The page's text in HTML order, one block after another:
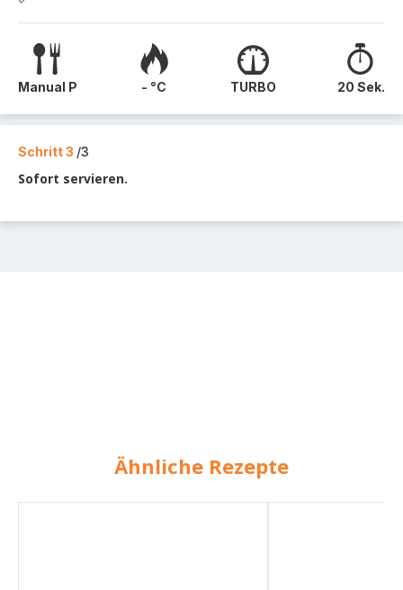
Manual P - °C TURBO 20 Sek.
Schritt 3 /3
Sofort servieren.
Ähnliche Rezepte